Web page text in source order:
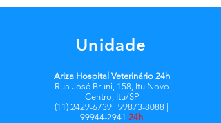
Unidade
Ariza Hospital Veterinário 24h
Rua José Bruni, 158, Itu Novo
Centro, Itu/SP
(11) 2429-6739 | 99873-8088 |
99944-2941 24h